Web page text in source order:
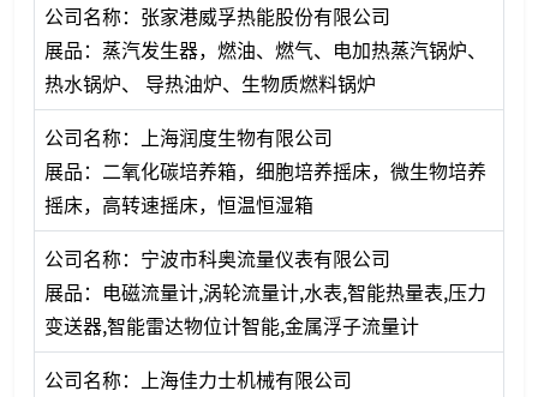
公司名称：张家港威孚热能股份有限公司
展品：蒸汽发生器，燃油、燃气、电加热蒸汽锅炉、
热水锅炉、 导热油炉、生物质燃料锅炉
公司名称：上海润度生物有限公司
展品：二氧化碳培养箱，细胞培养摇床，微生物培养
摇床，高转速摇床，恒温恒湿箱
公司名称：宁波市科奥流量仪表有限公司
展品：电磁流量计,涡轮流量计,水表,智能热量表,压力
变送器,智能雷达物位计智能,金属浮子流量计
公司名称：上海佳力士机械有限公司